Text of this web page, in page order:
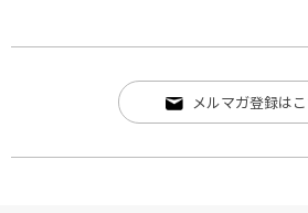
メルマガ登録は